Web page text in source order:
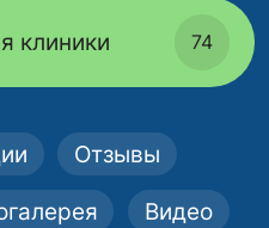
клиники 74
Отзывы
Видео